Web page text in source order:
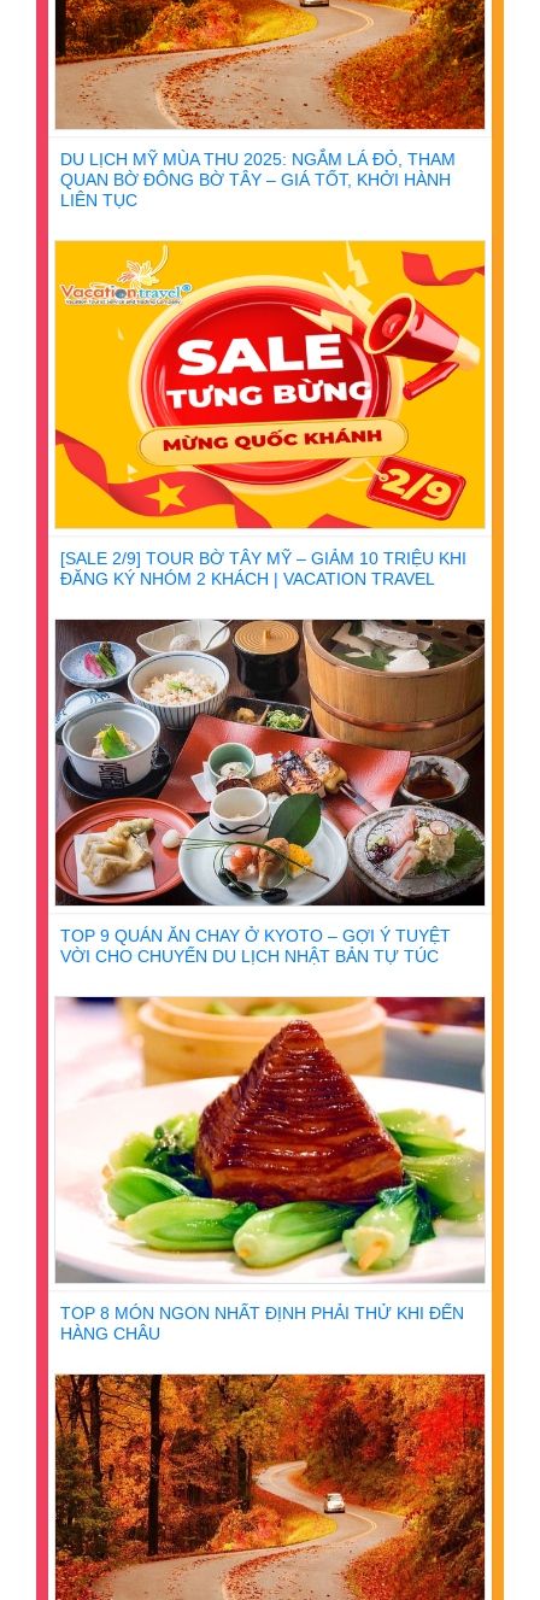
DU LỊCH MỸ MÙA THU 2025: NGẮM LÁ ĐỎ, THAM
QUAN BỜ ĐÔNG BỜ TÂY – GIÁ TỐT, KHỞI HÀNH
LIÊN TỤC
[SALE 2/9] TOUR BỜ TÂY MỸ – GIẢM 10 TRIỆU KHI
ĐĂNG KÝ NHÓM 2 KHÁCH | VACATION TRAVEL
TOP 9 QUÁN ĂN CHAY Ở KYOTO – GỢI Ý TUYỆT
VỜI CHO CHUYẾN DU LỊCH NHẬT BẢN TỰ TÚC
TOP 8 MÓN NGON NHẤT ĐỊNH PHẢI THỬ KHI ĐẾN
HÀNG CHÂU